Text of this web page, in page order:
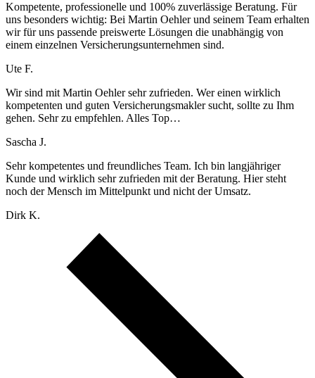
Kompetente, professionelle und 100% zuverlässige Beratung. Für
uns besonders wichtig: Bei Martin Oehler und seinem Team erhalten
wir für uns passende preiswerte Lösungen die unabhängig von
einem einzelnen Versicherungsunternehmen sind.
Ute F.
Wir sind mit Martin Oehler sehr zufrieden. Wer einen wirklich
kompetenten und guten Versicherungsmakler sucht, sollte zu Ihm
gehen. Sehr zu empfehlen. Alles Top…
Sascha J.
Sehr kompetentes und freundliches Team. Ich bin langjähriger
Kunde und wirklich sehr zufrieden mit der Beratung. Hier steht
noch der Mensch im Mittelpunkt und nicht der Umsatz.
Dirk K.